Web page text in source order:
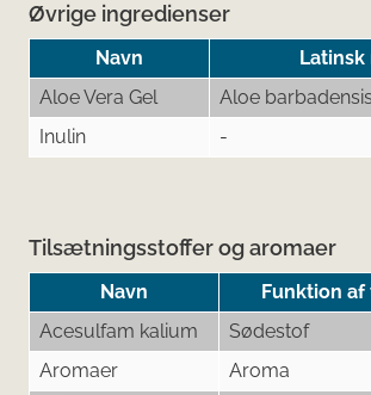
Øvrige ingredienser
Navn
Latinsk
Aloe Vera Gel
Aloe
Inulin
-
Tilsætningsstoffer og aromaer
Navn
Funktion
Acesulfam kalium
Sødestof
Aromaer
Aroma